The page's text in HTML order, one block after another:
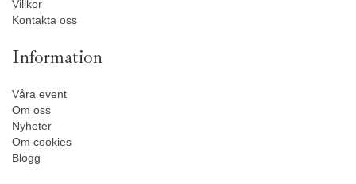
Villkor
Kontakta oss
Information
Våra event
Om oss
Nyheter
Om cookies
Blogg